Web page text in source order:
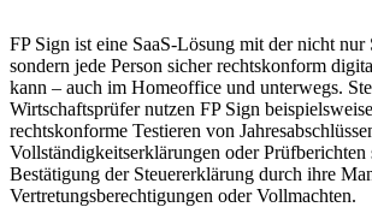
FP Sign ist eine SaaS-Lösung mit der nicht nur
sondern jede Person sicher rechtskonform
kann – auch im Homeoffice und unterwegs.
Wirtschaftsprüfer nutzen FP Sign
rechtskonforme Testieren von
Vollständigkeitserklärungen oder
Bestätigung der Steuererklärung durch ihre
Vertretungsberechtigungen oder Vollmachten.